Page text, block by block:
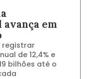
em
registrar
de 12,4% e
bilhões até o